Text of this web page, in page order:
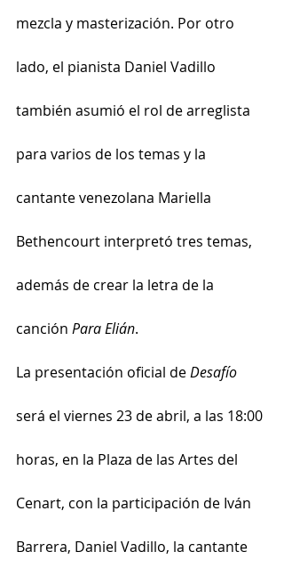
mezcla y masterización. Por otro
lado, el pianista Daniel Vadillo
también asumió el rol de arreglista
para varios de los temas y la
cantante venezolana Mariella
Bethencourt interpretó tres temas,
además de crear la letra de la
canción Para Elián.
La presentación oficial de Desafío
será el viernes 23 de abril, a las 18:00
horas, en la Plaza de las Artes del
Cenart, con la participación de Iván
Barrera, Daniel Vadillo, la cantante